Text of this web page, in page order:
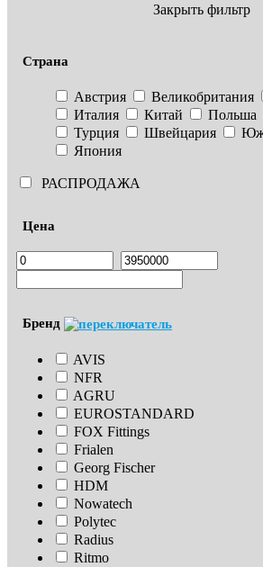
Закрыть фильтр
Страна
Австрия Великобритания
Италия
Китай Польша
Турция
Швейцария
Япония
РАСПРОДАЖА
Цена
Бренд
AVIS
NFR
AGRU
EUROSTANDARD
FOX Fittings
Frialen
Georg Fischer
HDM
Nowatech
Polytec
Radius
Ritmo